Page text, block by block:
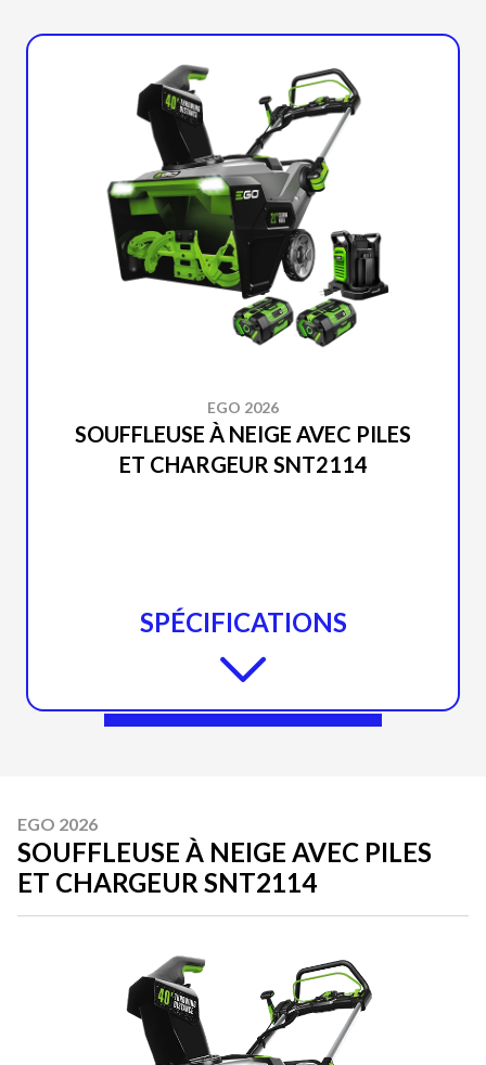
EGO 2026
SOUFFLEUSE À NEIGE AVEC PILES
ET CHARGEUR SNT2114
SPÉCIFICATIONS
EGO 2026
SOUFFLEUSE À NEIGE AVEC PILES
ET CHARGEUR SNT2114